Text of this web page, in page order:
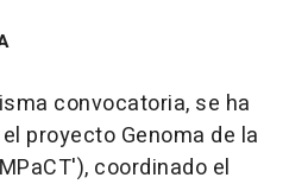
convocatoria, se ha
proyecto Genoma de la
coordinado el